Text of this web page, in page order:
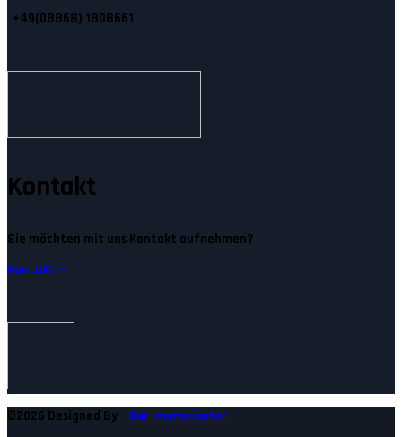
+49(08868) 1808661
Kontakt
Sie möchten mit uns Kontakt aufnehmen?
Kontakt —
©2026 Designed By Der Improvisator